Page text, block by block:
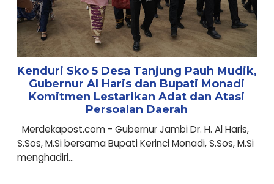
Kenduri Sko 5 Desa Tanjung Pauh Mudik,
Gubernur Al Haris dan Bupati Monadi
Komitmen Lestarikan Adat dan Atasi
Persoalan Daerah
Merdekapost.com - Gubernur Jambi Dr. H. Al Haris,
S.Sos, M.Si bersama Bupati Kerinci Monadi, S.Sos, M.Si
menghadiri...